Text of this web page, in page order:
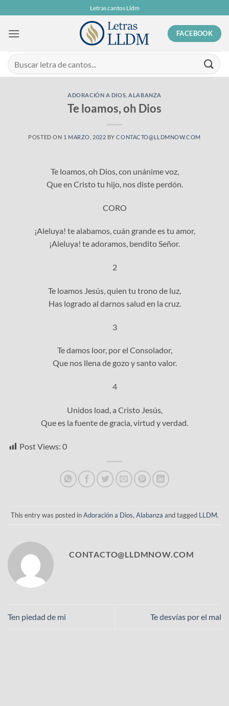
to
content
Letras cantos Lldm
FACEBOOK
ADORACIÓN A DIOS ,ALABANZA
Te loamos, oh Dios
POSTED ON 1 MARZO, 2022 BYCONTACTO@LLDMNOW.COM
Te loamos, oh Dios, con unánime voz,
Que en Cristo tu hijo, nos diste perdón.
CORO
¡Aleluya! te alabamos, cuán grande es tu amor,
¡Aleluya! te adoramos, bendito Señor.
2
Te loamos Jesús, quien tu trono de luz,
Has logrado al darnos salud en la cruz.
3
Te damos loor, por el Consolador,
Que nos llena de gozo y santo valor.
4
Unidos load, a Cristo Jesús,
Que es la fuente de gracia, virtud y verdad.
Post Views: 0
This entry was posted inAdoración a Dios, Alabanza and tagged LLDM.
CONTACTO@LLDMNOW.COM
Ten piedad de mi Te desvías por el mal